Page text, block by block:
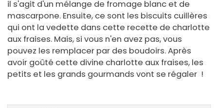
il s'agit d'un mélange de fromage blanc et de
mascarpone. Ensuite, ce sont les biscuits cuillères
qui ont la vedette dans cette recette de charlotte
aux fraises. Mais, si vous n'en avez pas, vous
pouvez les remplacer par des boudoirs. Après
avoir goûté cette divine charlotte aux fraises, les
petits et les grands gourmands vont se régaler !